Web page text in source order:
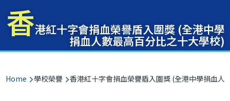
香港紅十字會捐血榮譽盾入圍獎 (全港中學
捐血人數最高百分比之十大學校)
Breadcrumb
Home 學校榮譽 香港紅十字會捐血榮譽盾入圍獎 (全港中學捐血人